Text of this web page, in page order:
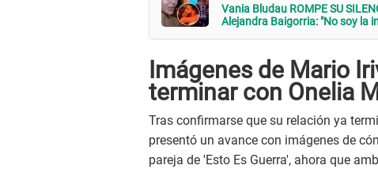
Vania Bludau ROMPE SU
Alejandra Baigorria: "No soy la
Imágenes de Mario
terminar con Onelia
Tras confirmarse que su relación ya
presentó un avance con imágenes de
pareja de 'Esto Es Guerra', ahora que